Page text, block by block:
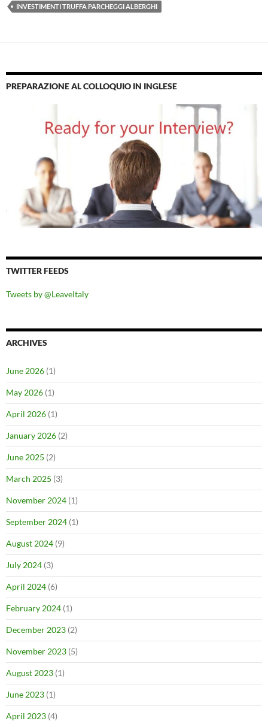
INVESTIMENTI TRUFFA PARCHEGGI ALBERGHI
PREPARAZIONE AL COLLOQUIO IN INGLESE
TWITTER FEEDS
Tweets by @LeaveItaly
ARCHIVES
June 2026 (1)
May 2026 (1)
April 2026 (1)
January 2026 (2)
June 2025 (2)
March 2025 (3)
November 2024 (1)
September 2024 (1)
August 2024 (9)
July 2024 (3)
April 2024 (6)
February 2024 (1)
December 2023 (2)
November 2023 (5)
August 2023 (1)
June 2023 (1)
April 2023 (4)